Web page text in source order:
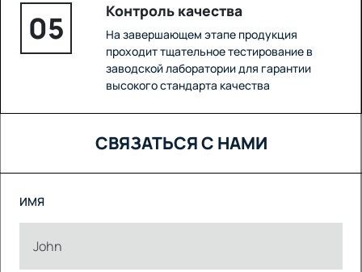
05 Контроль качества
На завершающем этапе продукция
проходит тщательное тестирование в
заводской лаборатории для гарантии
высокого стандарта качества
СВЯЗАТЬСЯ С НАМИ
ИМЯ